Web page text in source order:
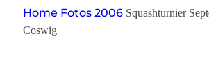
Home Fotos 2006 Squashturnier
Coswig